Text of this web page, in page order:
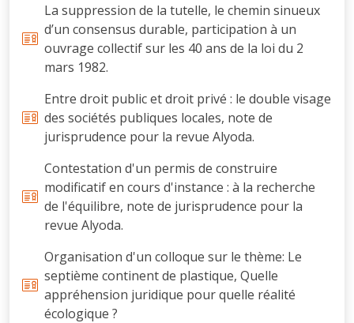
La suppression de la tutelle, le chemin sinueux
d’un consensus durable, participation à un
ouvrage collectif sur les 40 ans de la loi du 2
mars 1982.
Entre droit public et droit privé : le double visage
des sociétés publiques locales, note de
jurisprudence pour la revue Alyoda.
Contestation d'un permis de construire
modificatif en cours d'instance : à la recherche
de l'équilibre, note de jurisprudence pour la
revue Alyoda.
Organisation d'un colloque sur le thème: Le
septième continent de plastique, Quelle
appréhension juridique pour quelle réalité
écologique ?